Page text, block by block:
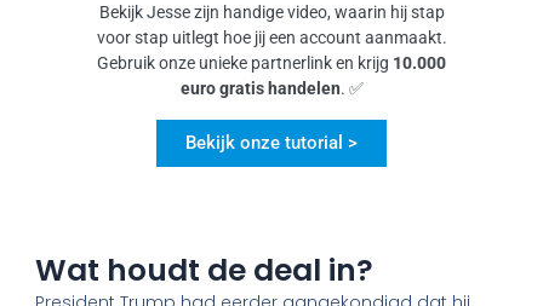
Bekijk Jesse zijn handige video, waarin hij stap
voor stap uitlegt hoe jij een account aanmaakt.
Gebruik onze unieke partnerlink en krijg 10.000
euro gratis handelen. ✅
Bekijk onze tutorial >
Wat houdt de deal in?